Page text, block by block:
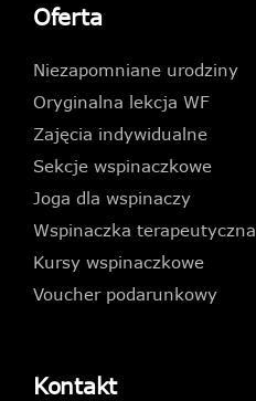
Oferta
Niezapomniane urodziny
Oryginalna lekcja WF
Zajęcia indywidualne
Sekcje wspinaczkowe
Joga dla wspinaczy
Wspinaczka terapeutyczna
Kursy wspinaczkowe
Voucher podarunkowy
Kontakt